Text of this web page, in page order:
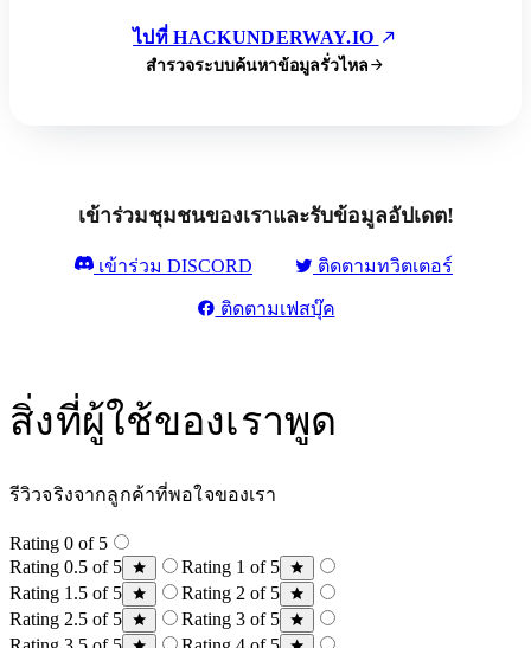
ไปที่ HACKUNDERWAY.IO
สำรวจระบบค้นหาข้อมูลรั่วไหล
เข้าร่วมชุมชนของเราและรับข้อมูลอัปเดต!
เข้าร่วม DISCORD ติดตามทวิตเตอร์
ติดตามเฟสบุ๊ค
สิ่งที่ผู้ใช้ของเราพูด
รีวิวจริงจากลูกค้าที่พอใจของเรา
Rating 0 of 5
Rating 0.5 of 5
Rating 1 of 5
Rating 1.5 of 5
Rating 2 of 5
Rating 2.5 of 5
Rating 3 of 5